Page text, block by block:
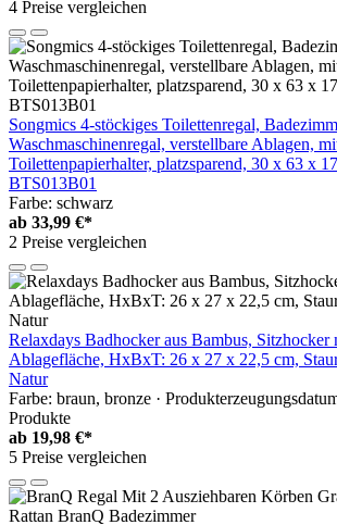
4 Preise vergleichen
Songmics 4-stöckiges Toilettenregal,
Waschmaschinenregal, verstellbare Ablagen,
Toilettenpapierhalter, platzsparend, 30 x 63 x
BTS013B01
Farbe: schwarz
ab 33,99 €*
2 Preise vergleichen
Relaxdays Badhocker aus Bambus, Sitzhocker
Ablagefläche, HxBxT: 26 x 27 x 22,5 cm,
Natur
Farbe: braun, bronze ·
Produkte
ab 19,98 €*
5 Preise vergleichen